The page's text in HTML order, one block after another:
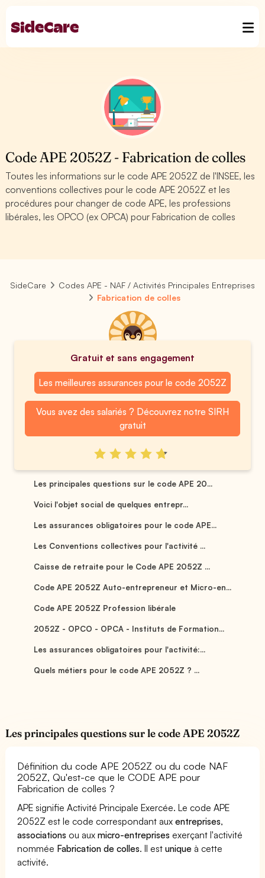
Code APE 2052Z - Fabrication de colles
Toutes les informations sur le code APE 2052Z de l'INSEE, les
conventions collectives pour le code APE 2052Z et les
procédures pour changer de code APE, les professions
libérales, les OPCO (ex OPCA) pour Fabrication de colles
SideCare
Codes APE - NAF / Activités Principales Entreprises
Fabrication de colles
Gratuit et sans engagement
Les meilleures assurances pour le code 2052Z
Vous avez des salariés ? Découvrez notre SIRH
gratuit
Les principales questions sur le code APE 20...
Voici l'objet social de quelques entrepr...
Les assurances obligatoires pour le code APE...
Les Conventions collectives pour l'activité ...
Caisse de retraite pour le Code APE 2052Z ...
Code APE 2052Z Auto-entrepreneur et Micro-en...
Code APE 2052Z Profession libérale
2052Z - OPCO - OPCA - Instituts de Formation...
Les assurances obligatoires pour l'activité:...
Quels métiers pour le code APE 2052Z ? ...
Les principales questions sur le code APE 2052Z
Définition du code APE 2052Z ou du code NAF
2052Z, Qu'est-ce que le CODE APE pour
Fabrication de colles ?
APE signifie Activité Principale Exercée. Le code APE
2052Z est le code correspondant auxentreprises,
associations ou auxmicro-entreprises exerçant l'activité
nommée Fabrication de colles. Il estunique à cette
activité.